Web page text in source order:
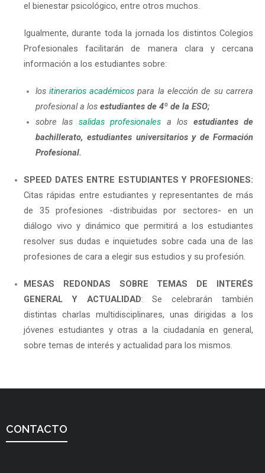
el bienestar psicológico, entre otros muchos.
Igualmente, durante toda la jornada los distintos Colegios
Profesionales facilitarán de manera clara y cercana
información a los estudiantes sobre:
los itinerarios académicos para la elección de su carrera
profesional a los estudiantes de 4º de la ESO;
sobre las salidas profesionales a los estudiantes de
bachillerato, estudiantes universitarios y de Formación
Profesional.
SPEED DATES ENTRE ESTUDIANTES Y PROFESIONES:
Citas rápidas entre estudiantes y representantes de más
de 35 profesiones -distribuidas por sectores- en un
diálogo vivo y dinámico que permitirá a los estudiantes
resolver sus dudas e inquietudes sobre cada una de las
profesiones de cara a elegir sus estudios y su profesión.
MESAS REDONDAS SOBRE TEMAS DE INTERÉS
GENERAL Y ACTUALIDAD: Se celebrarán también
distintas charlas multidisciplinares, unas dirigidas a los
jóvenes estudiantes y otras a la ciudadanía en general,
sobre temas de interés y actualidad para los mismos.
CONTACTO